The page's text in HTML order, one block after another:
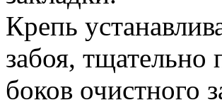
Крепь
забоя, тщательно
боков очистного